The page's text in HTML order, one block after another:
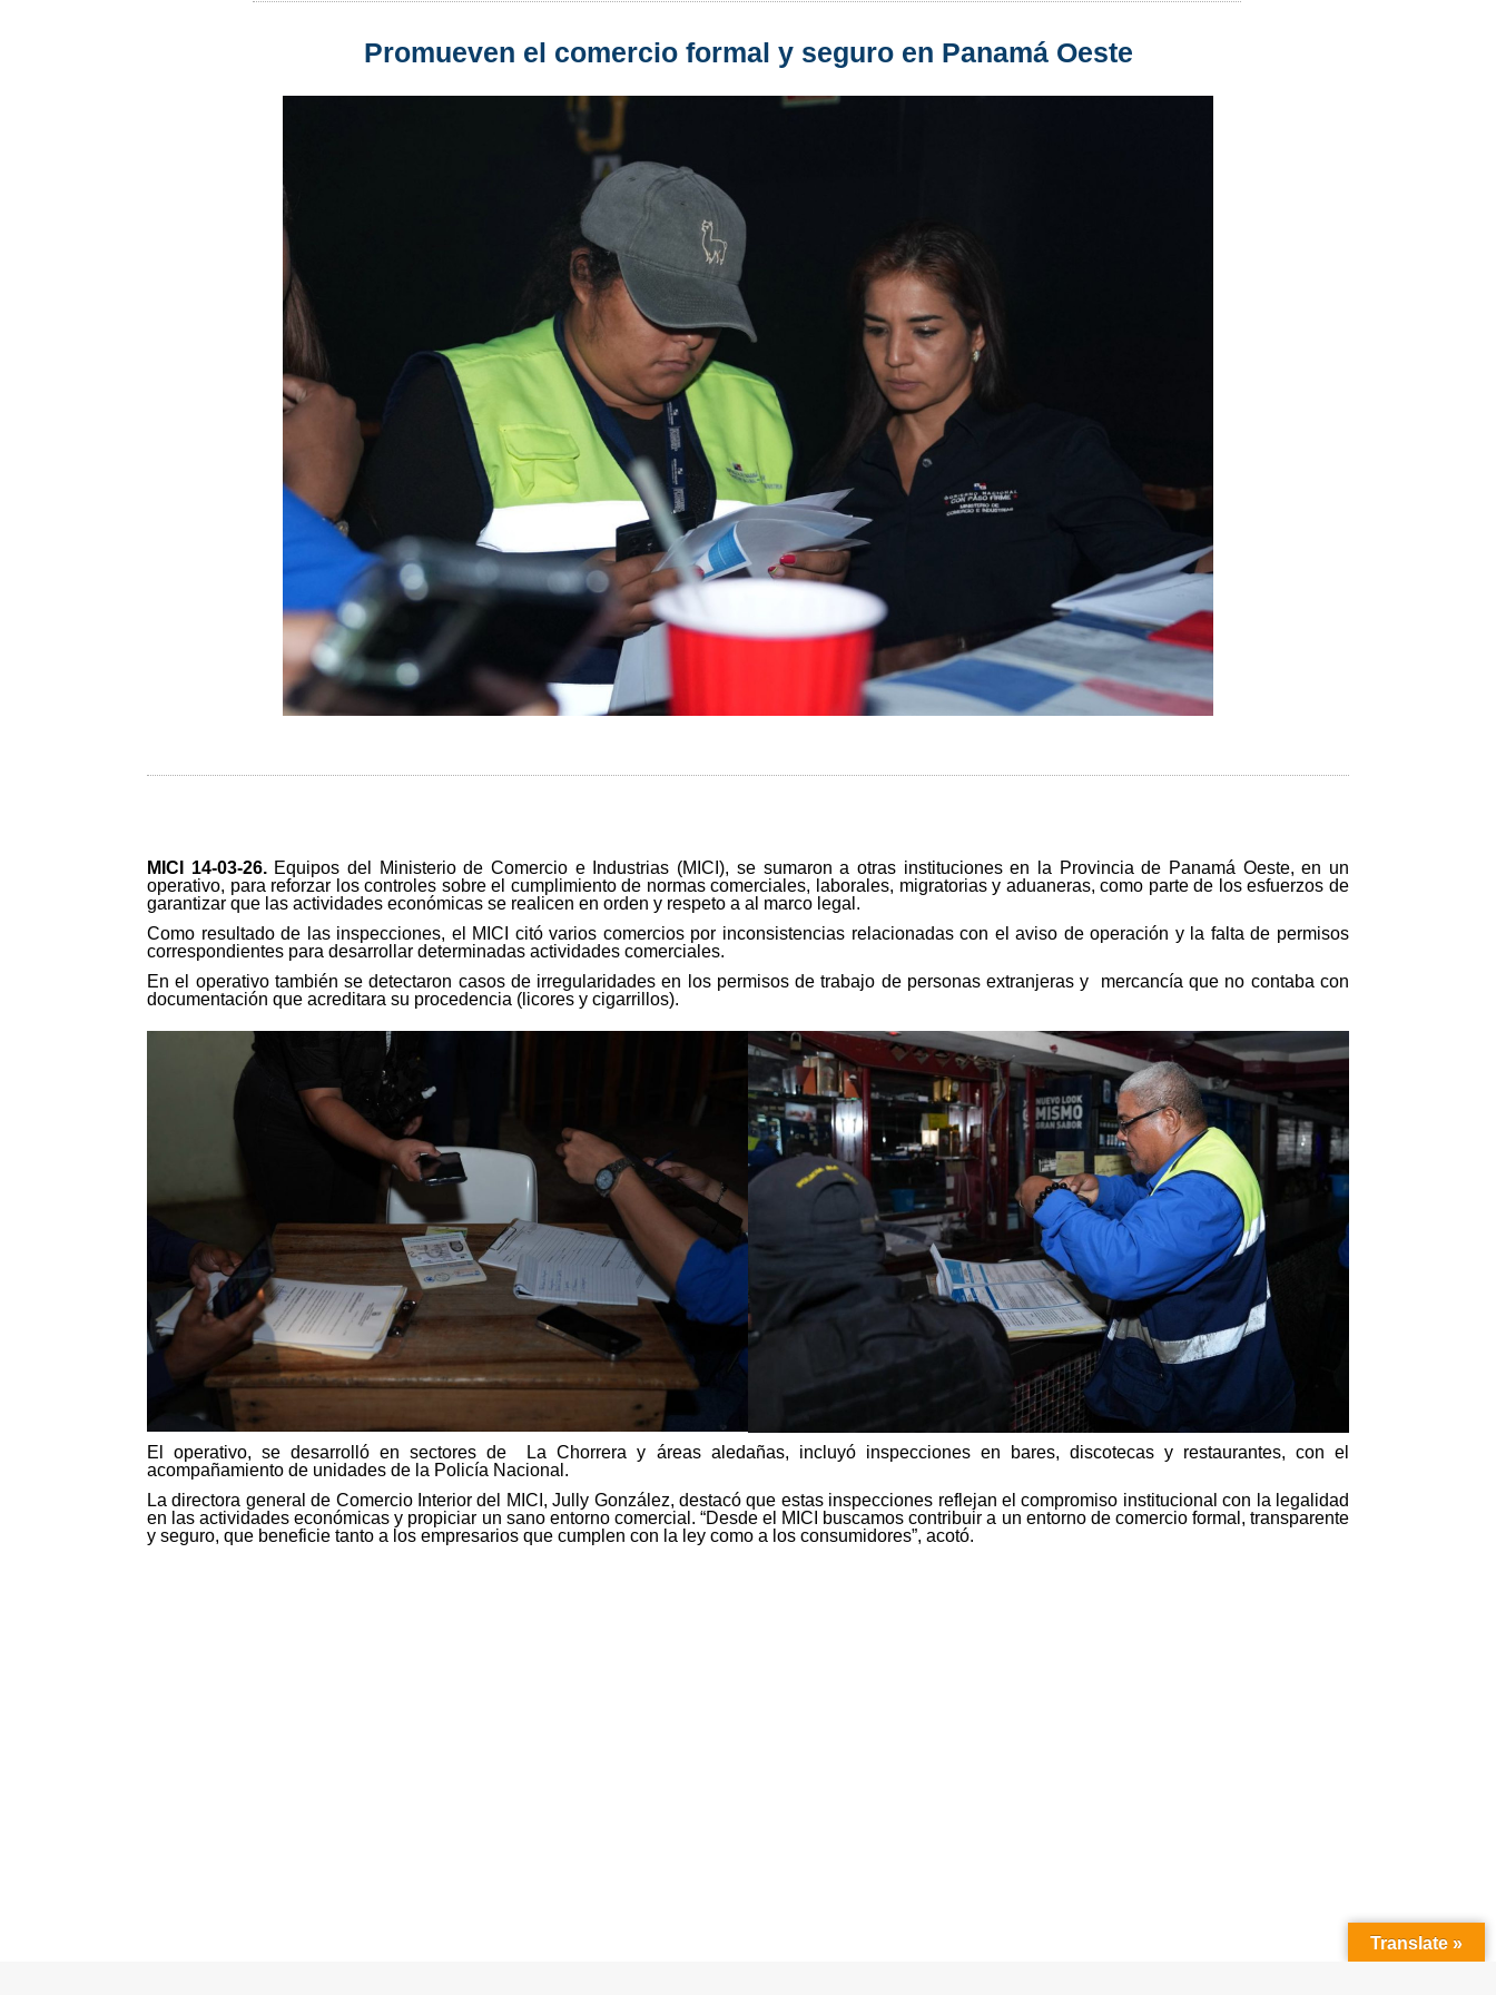
Promueven el comercio formal y seguro en Panamá Oeste
MICI 14-03-26. Equipos del Ministerio de Comercio e Industrias (MICI), se sumaron a otras instituciones en la Provincia de Panamá Oeste, en un
operativo, para reforzar los controles sobre el cumplimiento de normas comerciales, laborales, migratorias y aduaneras, como parte de los esfuerzos de
garantizar que las actividades económicas se realicen en orden y respeto a al marco legal.
Como resultado de las inspecciones, el MICI citó varios comercios por inconsistencias relacionadas con el aviso de operación y la falta de permisos
correspondientes para desarrollar determinadas actividades comerciales.
En el operativo también se detectaron casos de irregularidades en los permisos de trabajo de personas extranjeras y mercancía que no contaba con
documentación que acreditara su procedencia (licores y cigarrillos).
El operativo, se desarrolló en sectores de La Chorrera y áreas aledañas, incluyó inspecciones en bares, discotecas y restaurantes, con el
acompañamiento de unidades de la Policía Nacional.
La directora general de Comercio Interior del MICI, Jully González, destacó que estas inspecciones reflejan el compromiso institucional con la legalidad
en las actividades económicas y propiciar un sano entorno comercial. “Desde el MICI buscamos contribuir a un entorno de comercio formal, transparente
y seguro, que beneficie tanto a los empresarios que cumplen con la ley como a los consumidores”, acotó.
Translate »